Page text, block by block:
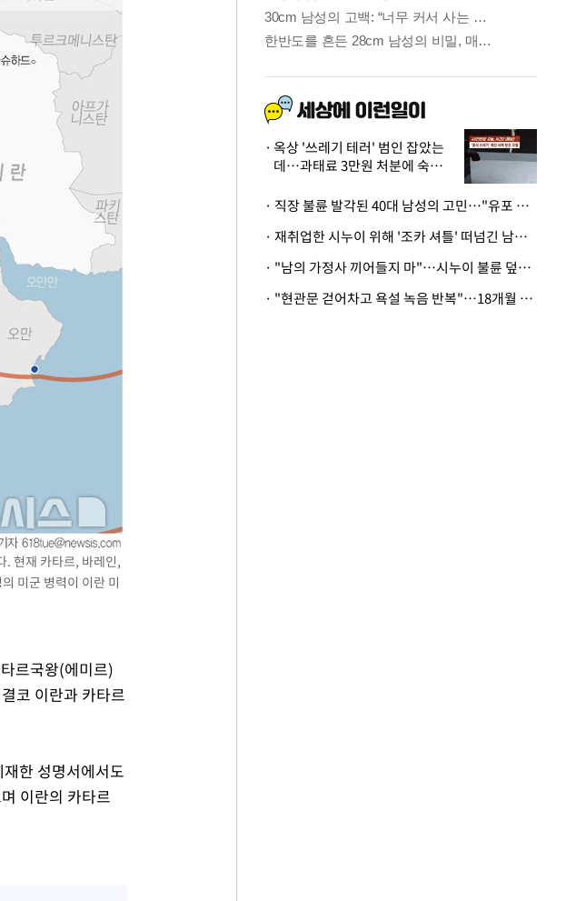
. 현재 카타르, 바레인,
미군 병력이 이란 미
르국왕(에미르)
코 이란과 카타르
한 성명서에서도
이란의 카타르
옥상 '쓰레기 테러' 범인 잡았는
데…과태료 3만원 처분에 숙박업
· 직장 불륜 발각된 40대 남성의 고민…"유포 동료 명예훼손·협박죄 고소 가능할까"
· 재취업한 시누이 위해 '조카 셔틀' 떠넘긴 남편…아내 "난 못한다"
· "남의 가정사 끼어들지 마"…시누이 불륜 덮으려는 남편에 억울한 아내
· "현관문 걷어차고 욕설 녹음 반복"…18개월 아기 키우는 집 뒤흔든 '앞집의 비극'